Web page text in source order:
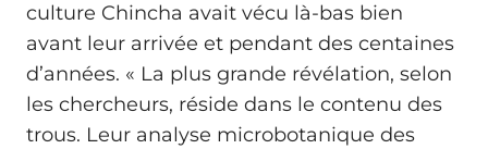
culture Chincha avait vécu là-bas bien
avant leur arrivée et pendant des centaines
d’années. « La plus grande révélation, selon
les chercheurs, réside dans le contenu des
trous. Leur analyse microbotanique des